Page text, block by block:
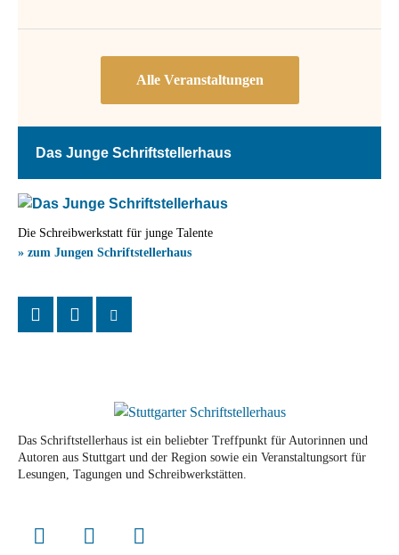
Das Junge Schriftstellerhaus
Die Schreibwerkstatt für junge Talente
» zum Jungen Schriftstellerhaus
Das Schriftstellerhaus ist ein beliebter Treffpunkt für Autorinnen und
Autoren aus Stuttgart und der Region sowie ein Veranstaltungsort für
Lesungen, Tagungen und Schreibwerkstätten.